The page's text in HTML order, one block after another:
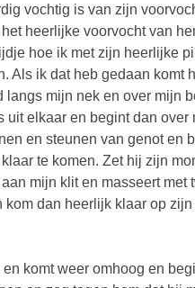
vochtig is van zijn
het heerlijke voorvocht van
hoe ik met zijn heerlijke
Als ik dat heb gedaan komt
langs mijn nek en over mijn
uit elkaar en begint dan
en steunen van genot en
te komen. Zet hij zijn
mijn klit en masseert
kom dan heerlijk klaar op
en komt weer omhoog en